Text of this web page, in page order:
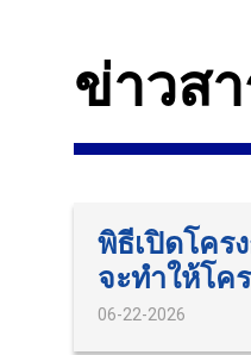
ข่าวส
พิธีเปิดโคร
จะทำให้โค
06-22-2026